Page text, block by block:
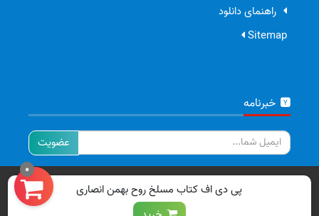
راهنمای دانلود
Sitemap
خبرنامه
ایمیل
تمامی حقوق برای سایت ما محفوظ است.
0
پی دی اف کتاب مسلخ روح بهمن انصاری